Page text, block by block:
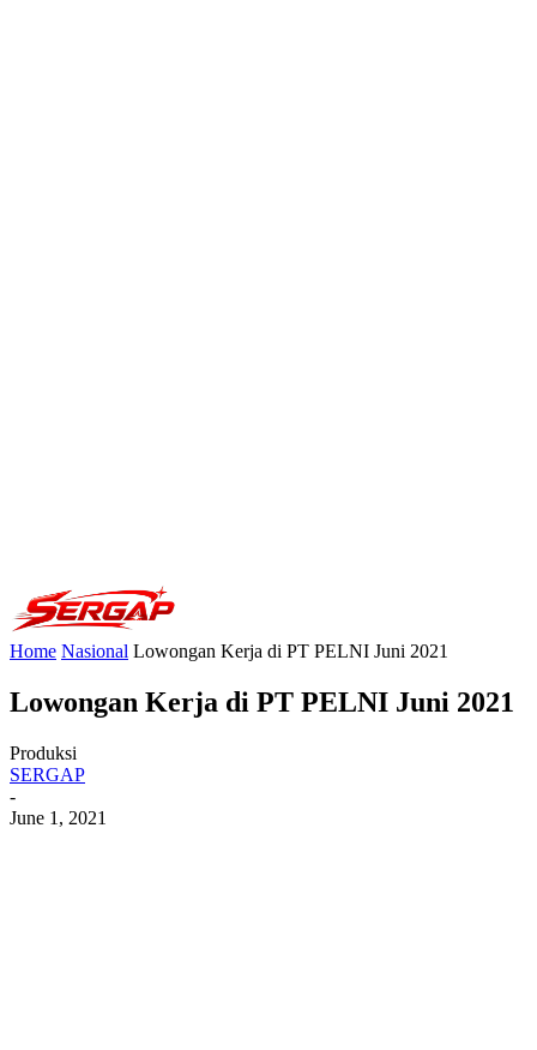
Home Nasional Lowongan Kerja di PT PELNI Juni 2021
Lowongan Kerja di PT PELNI Juni 2021
Produksi
SERGAP
-
June 1, 2021